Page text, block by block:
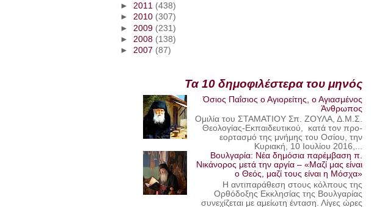
► 2011 (438)
►2010 (307)
► 2009 (231)
► 2008 (138)
►2007 (87)
Τα 10 δημοφιλέστερα του μηνός
Όσιος Παΐσιος ο Αγιορείτης, ο Αγιασμένος
Άνθρωπος
Ομιλία του ΣΤΑΜΑΤΙΟΥ Σπ. ΖΟΥΛΑ, Δ.Μ.Σ.
Θεολογίας-Εκπαιδευτικού, κατά τον προ-
εορτασμό της μνήμης του Οσίου, την
Κυριακή, 10 Ιουλίου 2016,...
Βουλγαρία: Νέα δημόσια παρέμβαση π.
Νικάνορος μετά την αργία – «Μαζί μας είναι
ο Θεός, μαζί τους είναι η Μόσχα»
Η αντιπαράθεση στους κόλπους της
Ορθόδοξης Εκκλησίας της Βουλγαρίας
συνεχίζεται με αμείωτη ένταση. Λίγες ώρες